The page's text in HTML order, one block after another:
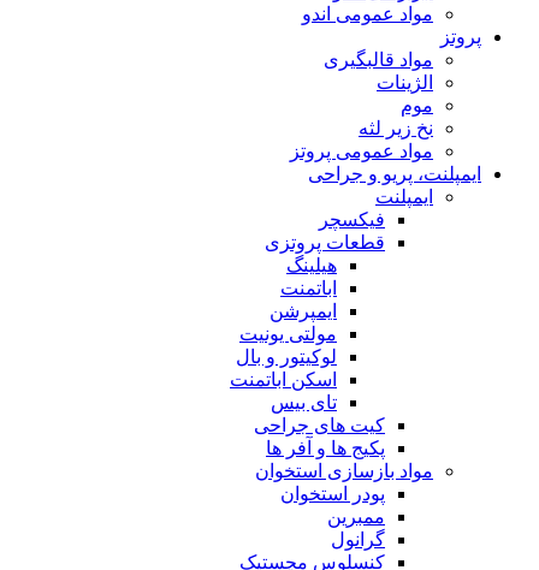
مواد عمومی اندو
پروتز
مواد قالبگیری
الژینات
موم
نخ زیر لثه
مواد عمومی پروتز
ایمپلنت، پریو و جراحی
ایمپلنت
فیکسچر
قطعات پروتزی
هیلینگ
اباتمنت
ایمپرشن
مولتی یونیت
لوکیتور و بال
اسکن اباتمنت
تای بیس
کیت های جراحی
پکیج ها و آفر ها
مواد بازسازی استخوان
پودر استخوان
ممبرین
گرانول
کنسلوس مچستیک